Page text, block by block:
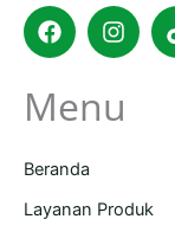
Facebook
Menu
Beranda
Layanan Produk